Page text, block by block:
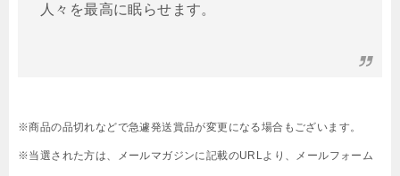
人々を最高に眠らせます。
※商品の品切れなどで急遽発送賞品が変更になる場合もございます。
※当選された方は、メールマガジンに記載のURLより、メールフォーム